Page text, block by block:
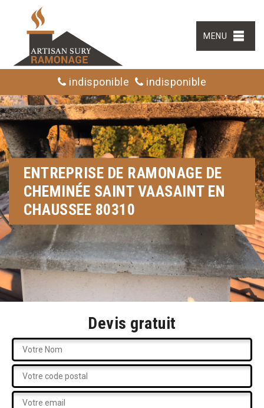
MENU
indisponible indisponible
ENTREPRISE DE RAMONAGE DE
CHEMINÉE SAINT VAASAINT EN
CHAUSSEE 80310
Devis gratuit